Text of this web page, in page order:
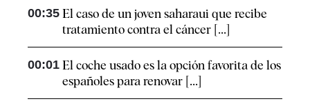
00:35 El caso de un joven saharaui que recibe
tratamiento contra el cáncer [...]
00:01 El coche usado es la opción favorita de los
españoles para renovar [...]